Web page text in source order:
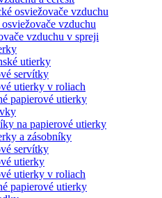
osviežovače vzduchu
vzduchu
vzduchu v spreji
utierky
servítky
utierky v roliach
papierové utierky
na papierové utierky
a zásobníky
servítky
utierky
utierky v roliach
papierové utierky